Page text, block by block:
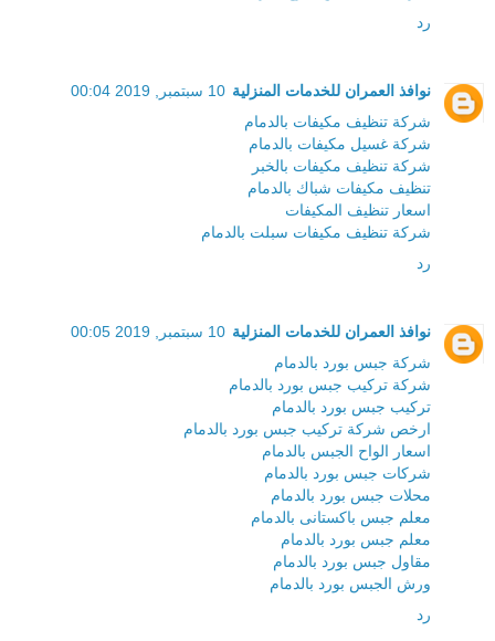
رد
نوافذ العمران للخدمات المنزلية 10 سبتمبر, 2019 00:04
شركة تنظيف مكيفات بالدمام
شركة غسيل مكيفات بالدمام
شركة تنظيف مكيفات بالخبر
تنظيف مكيفات شباك بالدمام
اسعار تنظيف المكيفات
شركة تنظيف مكيفات سبلت بالدمام
رد
نوافذ العمران للخدمات المنزلية 10 سبتمبر, 2019 00:05
شركة جبس بورد بالدمام
شركة تركيب جبس بورد بالدمام
تركيب جبس بورد بالدمام
ارخص شركة تركيب جبس بورد بالدمام
اسعار الواح الجبس بالدمام
شركات جبس بورد بالدمام
محلات جبس بورد بالدمام
معلم جبس باكستانى بالدمام
معلم جبس بورد بالدمام
مقاول جبس بورد بالدمام
ورش الجبس بورد بالدمام
رد